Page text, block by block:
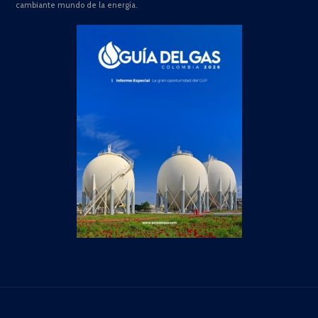
cambiante mundo de la energía.